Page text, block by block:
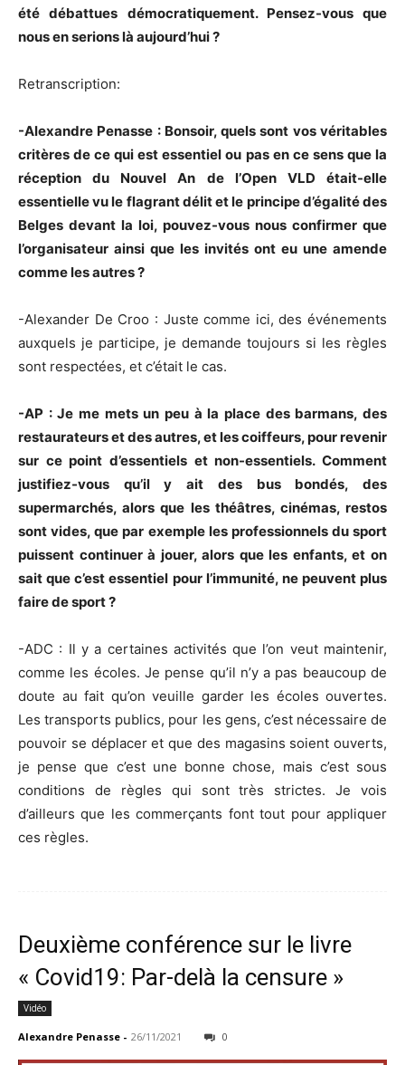
été débattues démocratiquement. Pensez-vous que
nous en serions là aujourd’hui ?
Retranscription:
-Alexandre Penasse : Bonsoir, quels sont vos véritables
critères de ce qui est essentiel ou pas en ce sens que la
réception du Nouvel An de l’Open VLD était-elle
essentielle vu le flagrant délit et le principe d’égalité des
Belges devant la loi, pouvez-vous nous confirmer que
l’organisateur ainsi que les invités ont eu une amende
comme les autres ?
-Alexander De Croo : Juste comme ici, des événements
auxquels je participe, je demande toujours si les règles
sont respectées, et c’était le cas.
-AP : Je me mets un peu à la place des barmans, des
restaurateurs et des autres, et les coiffeurs, pour revenir
sur ce point d’essentiels et non-essentiels. Comment
justifiez-vous qu’il y ait des bus bondés, des
supermarchés, alors que les théâtres, cinémas, restos
sont vides, que par exemple les professionnels du sport
puissent continuer à jouer, alors que les enfants, et on
sait que c’est essentiel pour l’immunité, ne peuvent plus
faire de sport ?
-ADC : Il y a certaines activités que l’on veut maintenir,
comme les écoles. Je pense qu’il n’y a pas beaucoup de
doute au fait qu’on veuille garder les écoles ouvertes.
Les transports publics, pour les gens, c’est nécessaire de
pouvoir se déplacer et que des magasins soient ouverts,
je pense que c’est une bonne chose, mais c’est sous
conditions de règles qui sont très strictes. Je vois
d’ailleurs que les commerçants font tout pour appliquer
ces règles.
Deuxième conférence sur le livre
« Covid19: Par-delà la censure »
Vidéo
Alexandre Penasse - 26/11/2021 0